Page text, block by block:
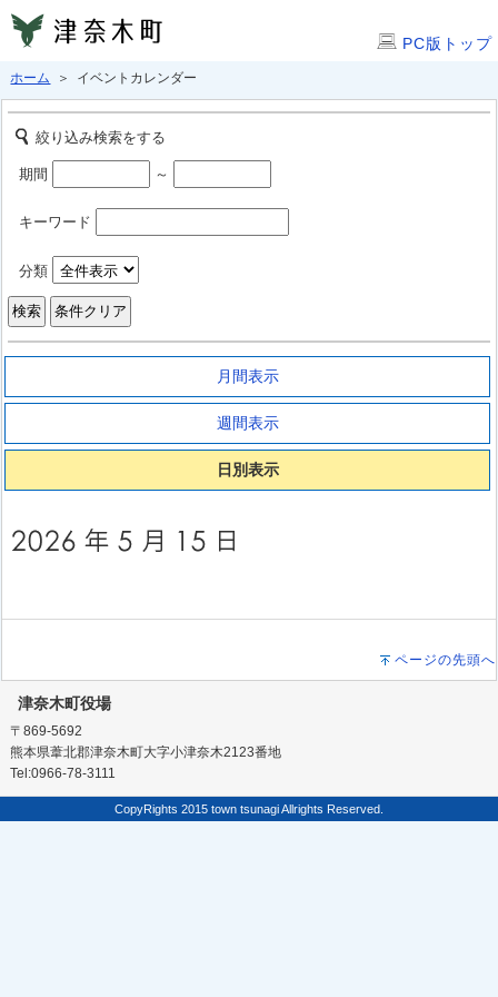
PC版トップ
ホーム ＞ イベントカレンダー
絞り込み検索をする
期間 ～
キーワード
分類
月間表示
週間表示
日別表示
ページの先頭へ
津奈木町役場
〒869-5692
熊本県葦北郡津奈木町大字小津奈木2123番地
Tel:0966-78-3111
CopyRights 2015 town tsunagi Allrights Reserved.